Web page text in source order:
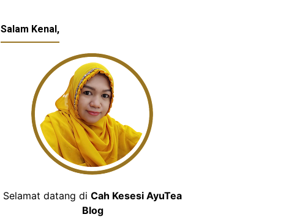
Salam Kenal,
Selamat datang di Cah Kesesi AyuTea
Blog